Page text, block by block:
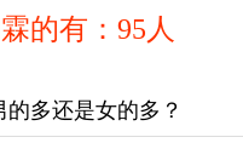
的有： 95 人
多还是女的多？